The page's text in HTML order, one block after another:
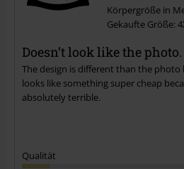
Kommentar jetzt abschicken!
Körpergröße in
Gekaufte Größe:
Doesn’t look like the photo.
The design is different than the
looks like something super cheap
absolutely terrible.
Qualität